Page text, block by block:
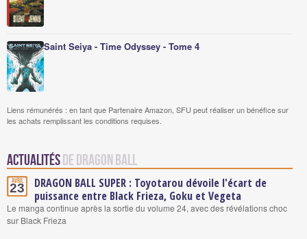
Saint Seiya - Time Odyssey - Tome 4
Liens rémunérés : en tant que Partenaire Amazon, SFU peut réaliser un bénéfice sur
les achats remplissant les conditions requises.
Actualités de Dragon Ball
Avril
23
DRAGON BALL SUPER : Toyotarou dévoile l'écart de
puissance entre Black Frieza, Goku et Vegeta
Le manga continue après la sortie du volume 24, avec des révélations choc
sur Black Frieza